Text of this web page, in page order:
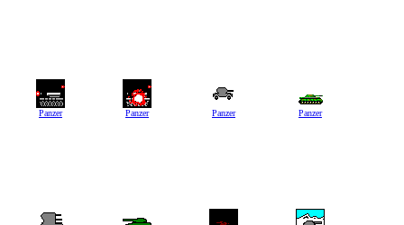
Panzer Panzer Panzer Panzer